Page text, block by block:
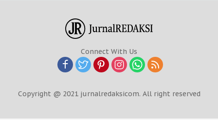
Connect With Us
Copyright @ 2021 jurnalredaksicom. All right reserved